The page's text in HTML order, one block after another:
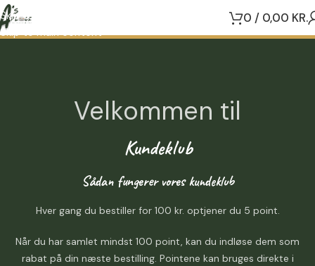
Skip to navigation
Skip to main content
0 / 0,00 KR.
Velkommen til
Kundeklub
Sådan fungerer vores kundeklub
Hver gang du bestiller for 100 kr. optjener du 5 point.
Når du har samlet mindst 100 point, kan du indløse dem som
rabat på din næste bestilling. Pointene kan bruges direkte i